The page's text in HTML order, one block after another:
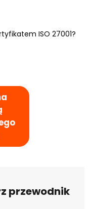
ISO 27001?
przewodnik